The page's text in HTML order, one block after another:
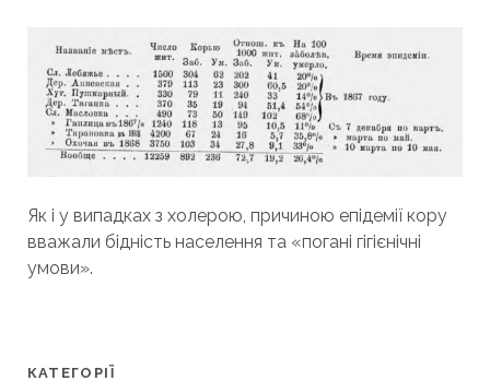
Як і у випадках з холерою, причиною епідемії кору
вважали бідність населення та «погані гігієнічні
умови».
КАТЕГОРІЇ